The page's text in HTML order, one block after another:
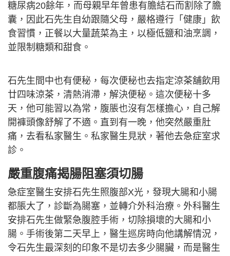
糖尿病20餘年，而母親早年曾患有膽結石而割除了膽
囊，因此石先生自幼跟隨父母，嚴格遵行「健康」飲
食習慣，正餐以大量蔬菜為主，以極低鹽和油烹調，
並限制糖類和甜食。
石先生間中也有便秘，每次便秘也去指定涼茶舖飲用
廿四味涼茶，清熱消滯，解決便秘。這次便秘十多
天，他可能習以為常，腹脹也沒有怎樣擔心，自己解
開褲頭像舒解了不適。直到有一晚，他突然嚴重肚
痛，去看私家醫生。私家醫生見狀，著他去急症室求
診。
嚴重腹痛揭腸阻塞須切腸
急症室醫生安排石先生照腹部X光，發現大腸和小腸
都脹大了，診斷為腸塞，並轉介外科治療。外科醫生
安排石先生做緊急腹腔手術，切除損壞的大腸和小
腸。手術後第二天早上，醫生巡房時向他講解情況，
令石先生最深刻的印象不是切去多少腸臟，而是醫生